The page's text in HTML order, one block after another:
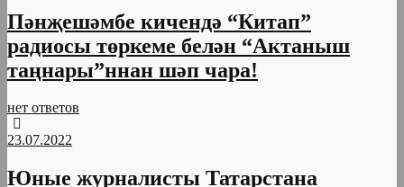
Пәнҗешәмбе кичендә “Китап”
радиосы төркеме белән “Актаныш
таңнары”ннан шәп чара!
нет ответов
23.07.2022
Юные журналисты Татарстана